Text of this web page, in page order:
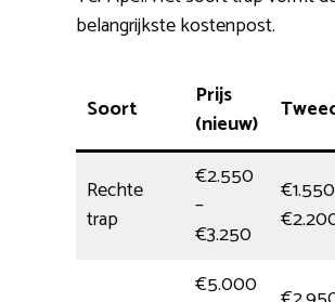
belangrijkste kostenpost.
Soort
Prijs
(nieuw)
Rechte
trap
€2.550
–
€3.250
€5.000